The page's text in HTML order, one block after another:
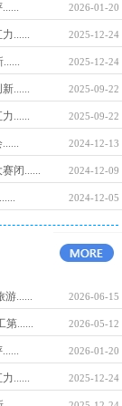
2026-01-20
...... 2025-12-24
2025-12-24
...... 2025-09-22
...... 2025-09-22
2024-12-13
闭...... 2024-12-09
2024-12-05
游...... 2026-06-15
第...... 2026-05-12
2026-01-20
...... 2025-12-24